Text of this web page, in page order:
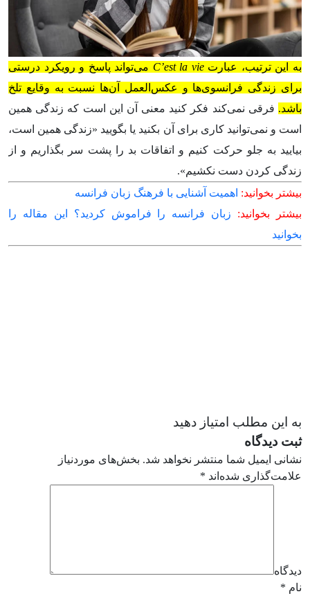
به این ترتیب، عبارتC’est la vie می‌تواند پاسخ و رویکرد درستی
برای زندگی فرانسوی‌ها و عکس‌العمل آن‌ها نسبت به وقایع تلخ
باشد. فرقی نمی‌کند فکر کنید معنی آن این است که زندگی همین
است و نمی‌توانید کاری برای آن بکنید یا بگویید «زندگی همین است،
بیایید به جلو حرکت کنیم و اتفاقات بد را پشت سر بگذاریم و از
زندگی کردن دست نکشیم».
بیشتر بخوانید: اهمیت آشنایی با فرهنگ زبان فرانسه
بیشتر بخوانید:
زبان فرانسه را فراموش کردید؟ این مقاله را
بخوانید
به این مطلب امتیاز دهید
ثبت دیدگاه
نشانی ایمیل شما منتشر نخواهد شد. بخش‌های موردنیاز
علامت‌گذاری شده‌اند *
دیدگاه
نام *